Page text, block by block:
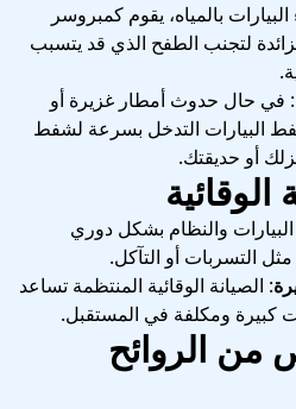
البيارات بالمياه، يقوم كمبروسر
لتجنب الطفح الذي قد يتسبب
: في حال حدوث أمطار غزيرة أو
البيارات التدخل بسرعة لشفط
أو حديقتك.
الوقائية
والنظام بشكل دوري
التسربات أو التآكل.
: الصيانة الوقائية المنتظمة تساعد
كبيرة ومكلفة في المستقبل.
من الروائح